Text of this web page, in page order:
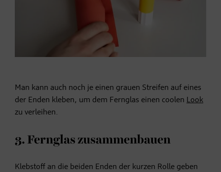
Man kann auch noch je einen grauen Streifen auf eines
der Enden kleben, um dem Fernglas einen coolen Look
zu verleihen.
3. Fernglas zusammenbauen
Klebstoff an die beiden Enden der kurzen Rolle geben